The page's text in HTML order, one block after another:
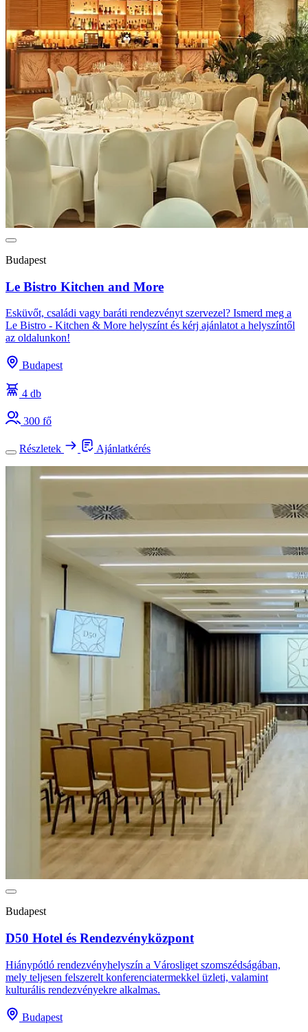
Budapest
Le Bistro Kitchen and More
Esküvőt, családi vagy baráti rendezvényt szervezel? Ismerd meg a
Le Bistro - Kitchen & More helyszínt és kérj ajánlatot a helyszíntől
az oldalunkon!
Budapest
4 db
300 fő
Részletek Ajánlatkérés
Budapest
D50 Hotel és Rendezvényközpont
Hiánypótló rendezvényhelyszín a Városliget szomszédságában,
mely teljesen felszerelt konferenciatermekkel üzleti, valamint
kulturális rendezvényekre alkalmas.
Budapest